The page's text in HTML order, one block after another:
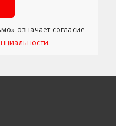
означает согласие
.